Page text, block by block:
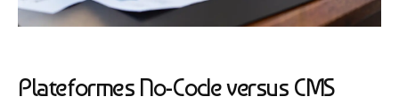
Plateformes No-Code versus CMS